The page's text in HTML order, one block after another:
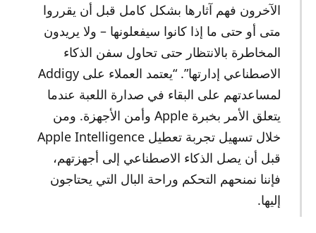
الآخرون فهم آثارها بشكل كامل قبل أن يقرروا
متى أو حتى ما إذا كانوا سيفعلونها – ولا يريدون
المخاطرة بالانتظار حتى تحاول سفن الذكاء
الاصطناعي إدارتها”. “يعتمد العملاء على Addigy
لمساعدتهم على البقاء في صدارة اللعبة عندما
يتعلق الأمر بخبرة Apple وأمن الأجهزة. ومن
خلال تسهيل تجربة تعطيل Apple Intelligence
قبل أن يصل الذكاء الاصطناعي إلى أجهزتهم،
فإننا نمنحهم التحكم وراحة البال التي يحتاجون
إليها.